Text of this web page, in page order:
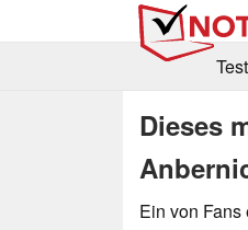
Dieses
Ein von